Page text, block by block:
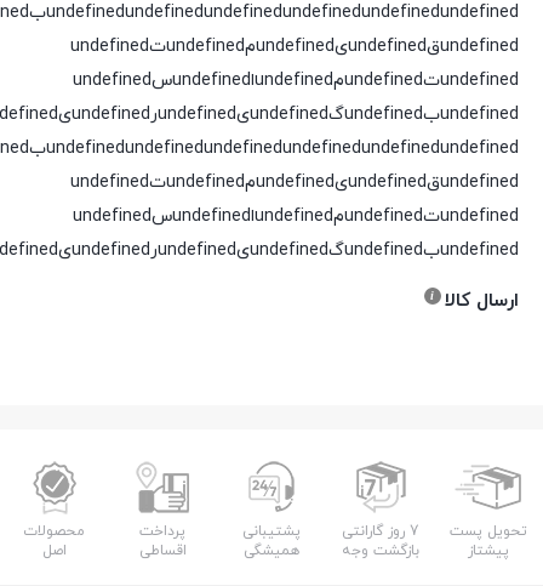
undefinedundefinedundefinedundefinedundefined
undefinedقundefinedیundefinedمundefinedتundefined
undefinedتundefinedمundefinedاundefinedسundefined
undefinedبundefinedگundefinedیundefinedرundefinedیundefinedدundefined
undefinedundefinedundefinedundefinedundefined
undefinedقundefinedیundefinedمundefinedتundefined
undefinedتundefinedمundefinedاundefinedسundefined
undefinedبundefinedگundefinedیundefinedرundefinedیundefinedدundefined
ارسال کالا
تحویل پست
پیشتاز
7 روز گارانتی
بازگشت وجه
پشتیبانی
همیشگی
پرداخت
اقساطی
محصولات
اصل